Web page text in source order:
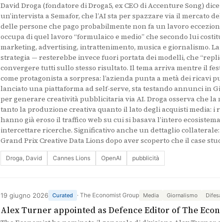
David Droga (fondatore di Droga5, ex CEO di Accenture Song)
un’intervista a Semafor, che l’AI sta per spazzare via il mercato
delle persone che pago probabilmente non fa un lavoro
occupa di quel lavoro “formulaico e medio” che secondo lui
marketing, advertising, intrattenimento, musica e giornalismo.
strategia — resterebbe invece fuori portata dei modelli, che
convergere tutti sullo stesso risultato. Il tema arriva mentre il
come protagonista a sorpresa: l’azienda punta a metà dei
lanciato una piattaforma ad self-serve, sta testando annunci in
per generare creatività pubblicitaria via AI. Droga osserva che
tanto la produzione creativa quanto il lato degli acquisti media: i
hanno già eroso il traffico web su cui si basava l’intero
intercettare ricerche. Significativo anche un dettaglio
Grand Prix Creative Data Lions dopo aver scoperto che il case
Droga, David Cannes Lions OpenAI pubblicità
19 giugno 2026 Curated · The Economist Group Media Giornalismo
Alex Turner appointed as Defence Editor of The